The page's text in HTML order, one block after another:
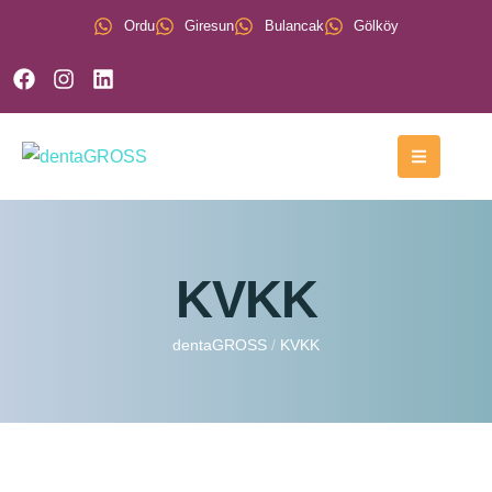
Ordu Giresun Bulancak Gölköy
KVKK
dentaGROSS / KVKK